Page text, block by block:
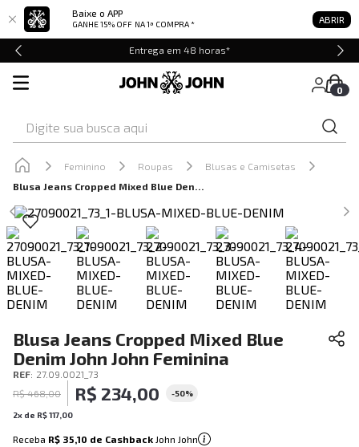
Baixe o APP
GANHE 15% OFF NA 1ª COMPRA * ABRIR
Entrega em 48 horas*
0
Feminino Roupas
Blusas e Camisetas
Blusa Jeans Cropped Mixed Blue Denim John John Feminina
Blusa Jeans Cropped Mixed Blue
Denim John John Feminina
REF: 27.09.0021_73
R$ 468,00 R$ 234,00 -50%
2x de R$117 00
Receba R$ 35,10 de Cashback John John